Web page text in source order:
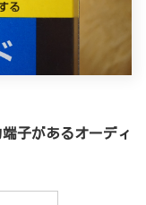
端子があるオーディ